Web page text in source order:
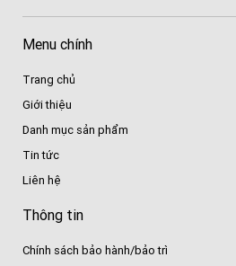
Menu chính
Trang chủ
Giới thiệu
Danh mục sản phẩm
Tin tức
Liên hệ
Thông tin
Chính sách bảo hành/bảo trì